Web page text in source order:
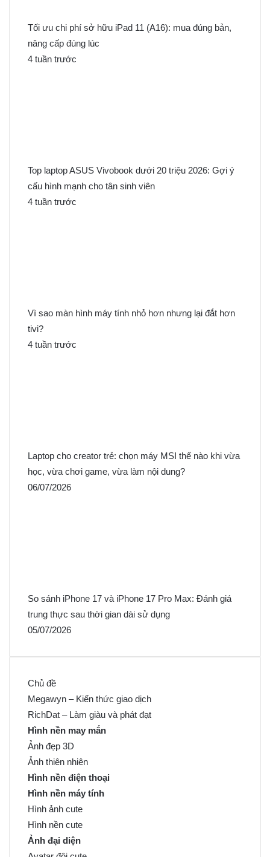
Tối ưu chi phí sở hữu iPad 11 (A16): mua đúng bản,
nâng cấp đúng lúc
4 tuần trước
Top laptop ASUS Vivobook dưới 20 triệu 2026: Gợi ý
cấu hình mạnh cho tân sinh viên
4 tuần trước
Vì sao màn hình máy tính nhỏ hơn nhưng lại đắt hơn
tivi?
4 tuần trước
Laptop cho creator trẻ: chọn máy MSI thế nào khi vừa
học, vừa chơi game, vừa làm nội dung?
06/07/2026
So sánh iPhone 17 và iPhone 17 Pro Max: Đánh giá
trung thực sau thời gian dài sử dụng
05/07/2026
Chủ đề
Megawyn – Kiến thức giao dịch
RichDat – Làm giàu và phát đạt
Hình nền may mắn
Ảnh đẹp 3D
Ảnh thiên nhiên
Hình nền điện thoại
Hình nền máy tính
Hình ảnh cute
Hình nền cute
Ảnh đại diện